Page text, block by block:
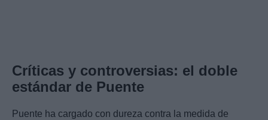
Críticas y controversias: el doble
estándar de Puente
Puente ha cargado con dureza contra la medida de